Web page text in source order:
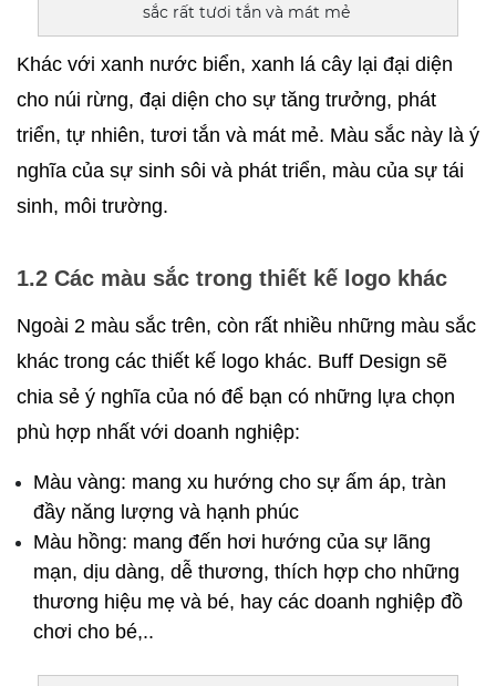
sắc rất tươi tắn và mát mẻ
Khác với xanh nước biển, xanh lá cây lại đại diện
cho núi rừng, đại diện cho sự tăng trưởng, phát
triển, tự nhiên, tươi tắn và mát mẻ. Màu sắc này là ý
nghĩa của sự sinh sôi và phát triển, màu của sự tái
sinh, môi trường.
1.2 Các màu sắc trong thiết kế logo khác
Ngoài 2 màu sắc trên, còn rất nhiều những màu sắc
khác trong các thiết kế logo khác. Buff Design sẽ
chia sẻ ý nghĩa của nó để bạn có những lựa chọn
phù hợp nhất với doanh nghiệp:
Màu vàng: mang xu hướng cho sự ấm áp, tràn
đầy năng lượng và hạnh phúc
Màu hồng: mang đến hơi hướng của sự lãng
mạn, dịu dàng, dễ thương, thích hợp cho những
thương hiệu mẹ và bé, hay các doanh nghiệp đồ
chơi cho bé,..